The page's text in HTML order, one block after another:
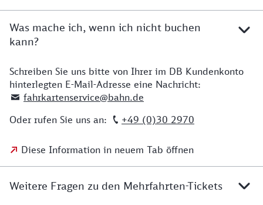
Was mache ich, wenn ich nicht buchen
kann?
Schreiben Sie uns bitte von Ihrer im DB Kundenkonto
hinterlegten E-Mail-Adresse eine Nachricht:
fahrkartenservice@bahn.de
Oder rufen Sie uns an:
+49 (0)30 2970
Diese Information in neuem Tab öffnen
Weitere Fragen zu den Mehrfahrten-Tickets